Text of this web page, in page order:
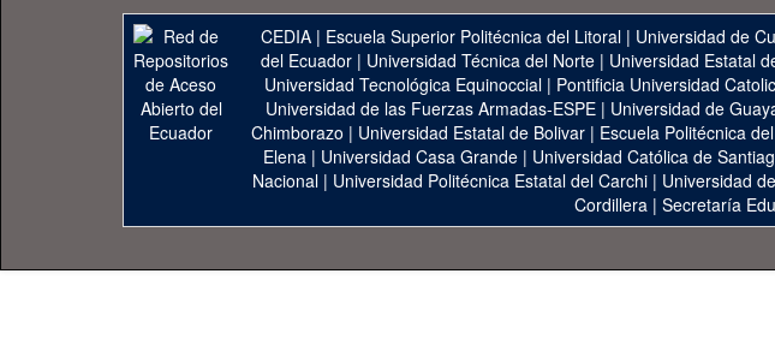
CEDIA | Escuela Superior Politécnica del Litoral | Universidad de
del Ecuador| Universidad Técnica del Norte| Universidad Estatal
Universidad Tecnológica Equinoccial| Pontificia Universidad
Universidad de las Fuerzas Armadas-ESPE | Universidad de
Chimborazo | Universidad Estatal de Bolivar| Escuela Politécnica
Elena | Universidad Casa Grande | Universidad Católica de
Nacional | Universidad Politécnica Estatal del Carchi | Universidad
Cordillera| Secretaría